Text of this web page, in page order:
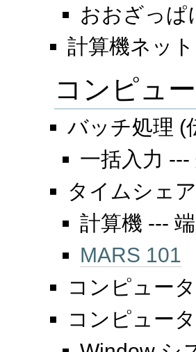
おおざっぱ
計算機ネッ
コンピュ
バッチ処理 (
一括入力
タイムシェ
計算機 ---
MARS 101
コンピュー
コンピュー